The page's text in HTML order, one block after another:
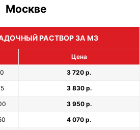
Москве
РАСТВОР ЗА М3
Цена
3 720 р.
3 830 р.
3 950 р.
4 070 р.